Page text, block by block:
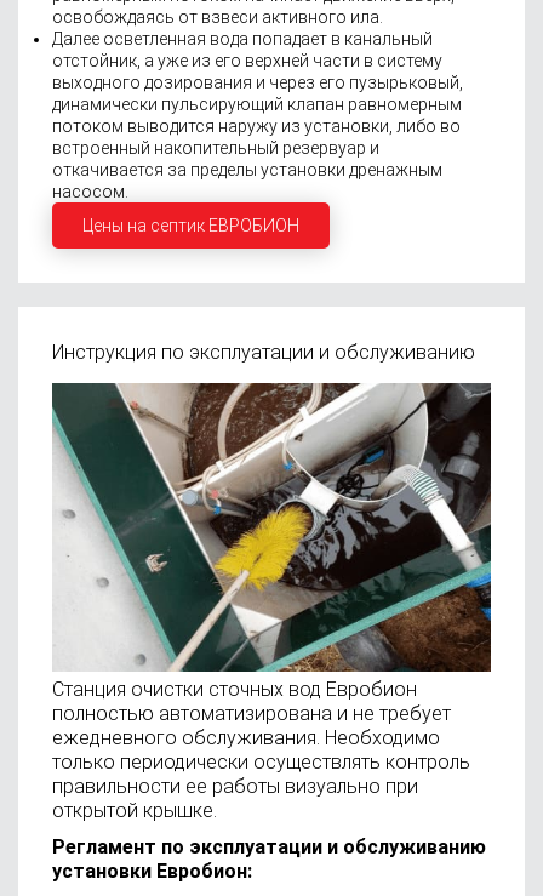
освобождаясь от взвеси активного ила.
Далее осветленная вода попадает в канальный
отстойник, а уже из его верхней части в систему
выходного дозирования и через его пузырьковый,
динамически пульсирующий клапан равномерным
потоком выводится наружу из установки, либо во
встроенный накопительный резервуар и
откачивается за пределы установки дренажным
насосом.
Цены на септик ЕВРОБИОН
Инструкция по эксплуатации и обслуживанию
Станция очистки сточных вод Евробион
полностью автоматизирована и не требует
ежедневного обслуживания. Необходимо
только периодически осуществлять контроль
правильности ее работы визуально при
открытой крышке.
Регламент по эксплуатации и обслуживанию
установки Евробион: